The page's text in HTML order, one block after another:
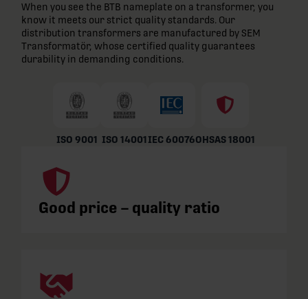
When you see the BTB nameplate on a transformer, you
know it meets our strict quality standards. Our
distribution transformers are manufactured by SEM
Transformatör, whose certified quality guarantees
durability in demanding conditions.
ISO 9001 ISO 14001IEC 60076OHSAS 18001
Good price – quality ratio